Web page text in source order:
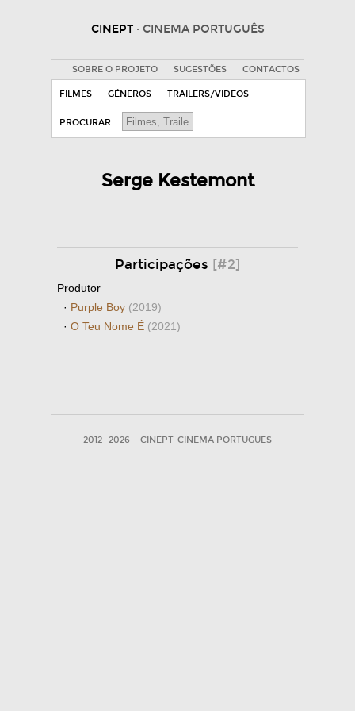
CINEPT · CINEMA PORTUGUÊS
SOBRE O PROJETO SUGESTÕES CONTACTOS
FILMES GÉNEROS TRAILERS/VIDEOS
PROCURAR
Serge Kestemont
Participações [#2]
Produtor
· Purple Boy (2019)
· O Teu Nome É (2021)
2012—2026 CINEPT-CINEMA PORTUGUES